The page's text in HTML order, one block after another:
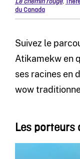
Le chemin rouge,
du Canada
Suivez le
Atikamekw en
ses racines en
wow
Les porteurs